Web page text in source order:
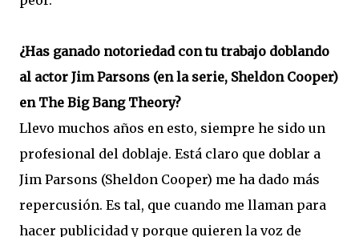
¿Has ganado notoriedad con tu trabajo doblando
al actor Jim Parsons (en la serie, Sheldon Cooper)
en The Big Bang Theory?
Llevo muchos años en esto, siempre he sido un
profesional del doblaje. Está claro que doblar a
Jim Parsons (Sheldon Cooper) me ha dado más
repercusión. Es tal, que cuando me llaman para
hacer publicidad y porque quieren la voz de